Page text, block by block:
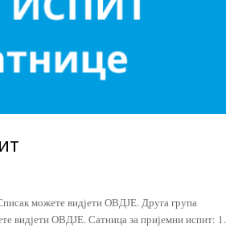
можете видјети ОВДЈЕ. Друга група
видјети ОВДЈЕ. Сатница за пријемни испит: 1.